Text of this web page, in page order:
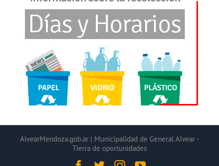
AlvearMendoza.gob.ar | Municipalidad de General Alvear -
Tierra de oportunidades